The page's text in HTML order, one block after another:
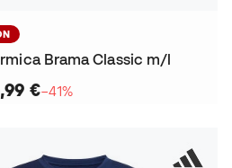
Brama Classic m/l
€−41%